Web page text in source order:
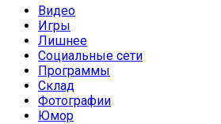
Видео
Игры
Лишнее
Социальные сети
Программы
Склад
Фотографии
Юмор